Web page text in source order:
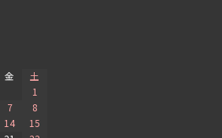
金
土
1
7
8
14
15